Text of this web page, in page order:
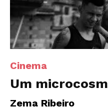
Cinema
Um
Zema Ribeiro